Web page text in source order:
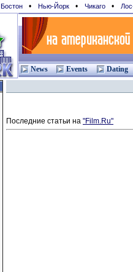
Бостон • Нью-Йорк • Чикаго •
News Events Dating
Последние статьи на "Film.Ru"